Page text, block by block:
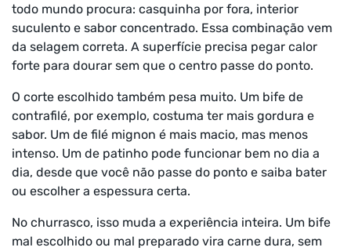
todo mundo procura: casquinha por fora, interior
suculento e sabor concentrado. Essa combinação vem
da selagem correta. A superfície precisa pegar calor
forte para dourar sem que o centro passe do ponto.
O corte escolhido também pesa muito. Um bife de
contrafilé, por exemplo, costuma ter mais gordura e
sabor. Um de filé mignon é mais macio, mas menos
intenso. Um de patinho pode funcionar bem no dia a
dia, desde que você não passe do ponto e saiba bater
ou escolher a espessura certa.
No churrasco, isso muda a experiência inteira. Um bife
mal escolhido ou mal preparado vira carne dura, sem